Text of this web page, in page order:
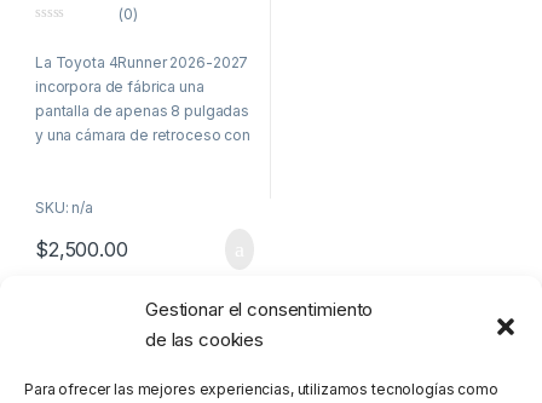
Gestionar el consentimiento
de las cookies
Para ofrecer las mejores experiencias, utilizamos tecnologías como
Apple CarPlay
u
t
o
f
5
(0)
La Toyota 4Runner 2026-2027
incorpora de fábrica una
pantalla de apenas 8 pulgadas
y una cámara de retroceso con
de la experiencia tecnológica
categoría merece.
Pantalla
transformarás completamente
disfrutando de una interfaz
SKU: n/a
$2,500.00
Mostrando el único resultado